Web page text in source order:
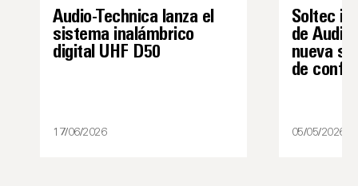
Audio-Technica lanza el
sistema inalámbrico
digital UHF D50
17/06/2026
Soltec
de
nueva
de
05/05/2026